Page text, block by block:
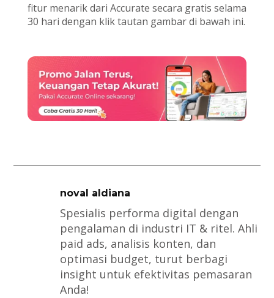
fitur menarik dari Accurate secara gratis selama
30 hari dengan klik tautan gambar di bawah ini.
noval aldiana
Spesialis performa digital dengan
pengalaman di industri IT & ritel. Ahli
paid ads, analisis konten, dan
optimasi budget, turut berbagi
insight untuk efektivitas pemasaran
Anda!